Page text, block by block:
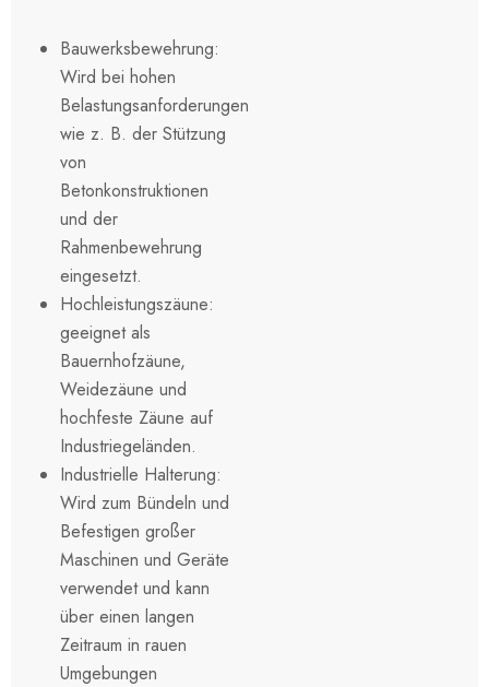
Bauwerksbewehrung:
Wird bei hohen
Belastungsanforderungen
wie z. B. der Stützung
von
Betonkonstruktionen
und der
Rahmenbewehrung
eingesetzt.
Hochleistungszäune:
geeignet als
Bauernhofzäune,
Weidezäune und
hochfeste Zäune auf
Industriegeländen.
Industrielle Halterung:
Wird zum Bündeln und
Befestigen großer
Maschinen und Geräte
verwendet und kann
über einen langen
Zeitraum in rauen
Umgebungen